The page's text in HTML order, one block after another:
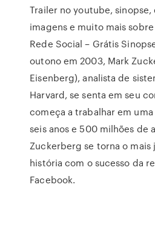
Trailer no youtube,
imagens e muito mais
Rede Social – Grátis
outono em 2003, Mark
Eisenberg), analista de
Harvard, se senta em seu
começa a trabalhar em
seis anos e 500 milhões de
Zuckerberg se torna o
história com o sucesso da
Facebook.